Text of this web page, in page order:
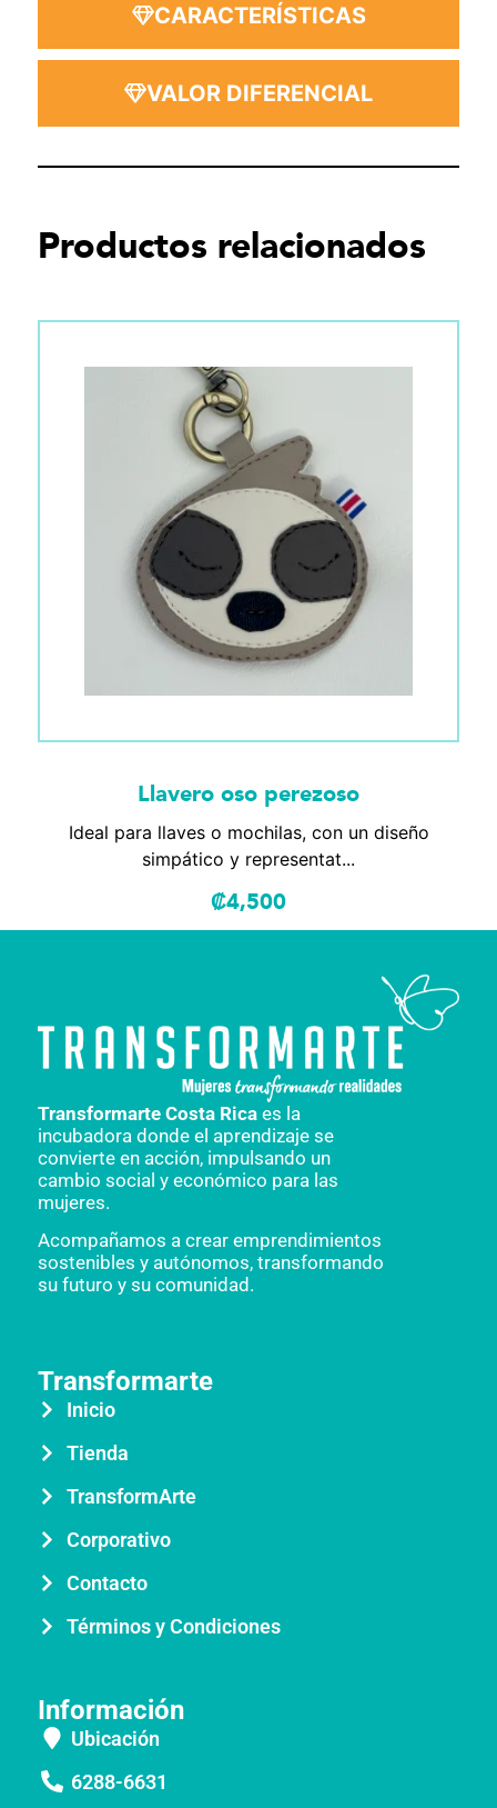
CARACTERÍSTICAS
VALOR DIFERENCIAL
Productos relacionados
Llavero oso perezoso
Ideal para llaves o mochilas, con un diseño
simpático y representat...
₡4,500
Transformarte Costa Rica es la
incubadora donde el aprendizaje se
convierte en acción, impulsando un
cambio social y económico para las
mujeres.
Acompañamos a crear emprendimientos
sostenibles y autónomos, transformando
su futuro y su comunidad.
Transformarte
Inicio
Tienda
TransformArte
Corporativo
Contacto
Términos y Condiciones
Información
Ubicación
6288-6631